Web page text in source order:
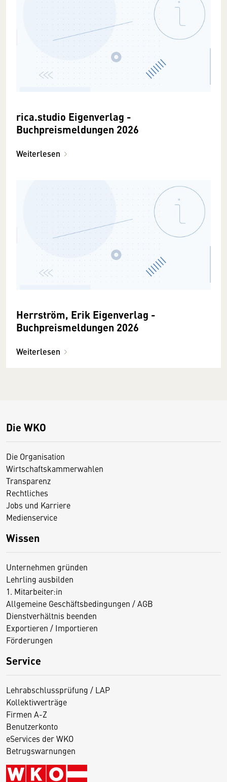
rica.studio Eigenverlag -
Buchpreismeldungen 2026
Weiterlesen
Herrström, Erik Eigenverlag -
Buchpreismeldungen 2026
Weiterlesen
Die WKO
Die Organisation
Wirtschaftskammerwahlen
Transparenz
Rechtliches
Jobs und Karriere
Medienservice
Wissen
Unternehmen gründen
Lehrling ausbilden
1. Mitarbeiter:in
Allgemeine Geschäftsbedingungen / AGB
Dienstverhältnis beenden
Exportieren / Importieren
Förderungen
Service
Lehrabschlussprüfung / LAP
Kollektivverträge
Firmen A-Z
Benutzerkonto
eServices der WKO
Betrugswarnungen